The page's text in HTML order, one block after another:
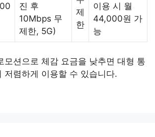
진 후
10Mbps 무
제한, 5G)
제
한
이용 시 월
44,000원 가
능
모션으로 체감 요금을 낮추면 대형 통
저렴하게 이용할 수 있습니다.